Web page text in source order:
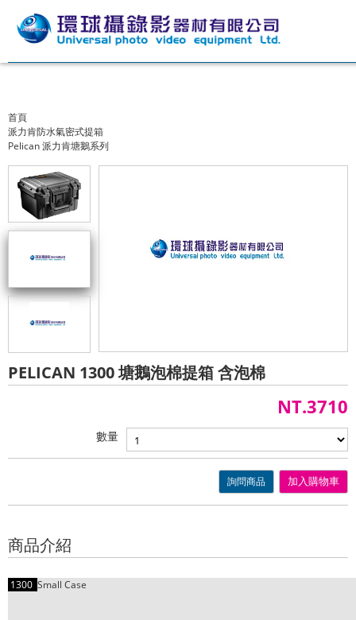
首頁
派力肯防水氣密式提箱
Pelican 派力肯塘鵝系列
PELICAN 1300 塘鵝泡棉提箱 含泡棉
NT.3710
數量
詢問商品 加入購物車
商品介紹
1300 Small Case